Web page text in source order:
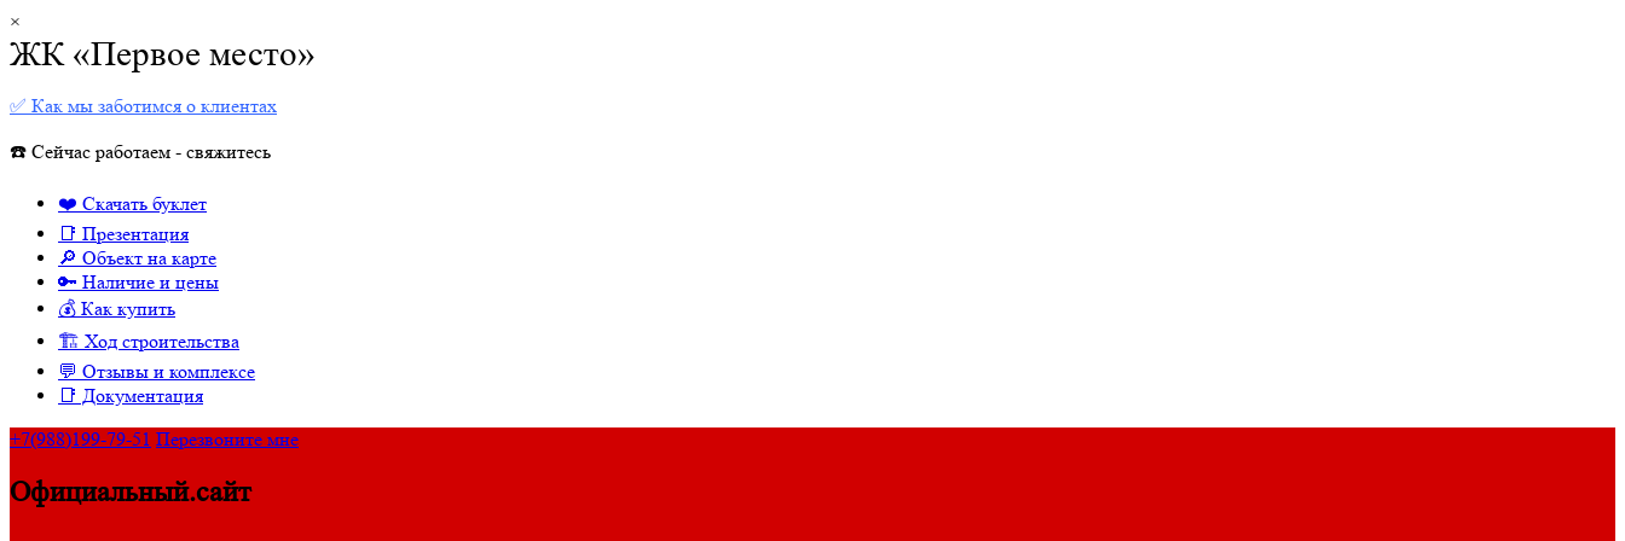
×
ЖК «Первое место»
✅ Как мы заботимся о клиентах
☎️ Сейчас работаем - свяжитесь
❤️ Скачать буклет
📑 Презентация
🔎 Объект на карте
🔑 Наличие и цены
💰 Как купить
🏗 Ход строительства
💬 Отзывы и комплексе
📑 Документация
+7(988)199-79-51 Перезвоните мне
Официальный.сайт